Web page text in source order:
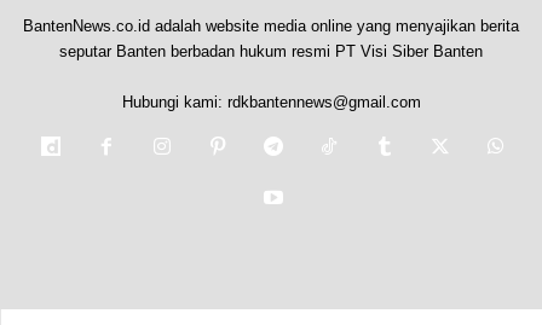
BantenNews.co.id adalah website media online yang menyajikan berita
seputar Banten berbadan hukum resmi PT Visi Siber Banten
Hubungi kami: rdkbantennews@gmail.com